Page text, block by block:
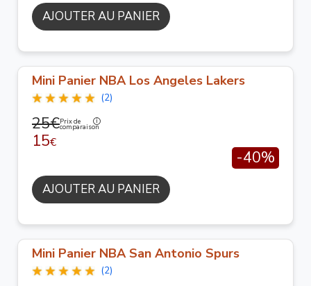
AJOUTER AU PANIER
Mini Panier NBA Los Angeles Lakers
(2)
25€Prix de
comparaison
15€
-40%
AJOUTER AU PANIER
Mini Panier NBA San Antonio Spurs
(2)